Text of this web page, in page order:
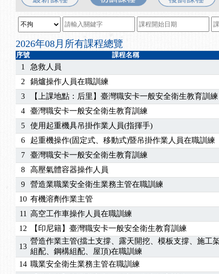
2025/08/12【中心公告】因應颱風來襲，若遇停班停課消息 補
2025/07/06
【中心公告】颱風假114/07/07停班停課
2025/06/06【進修課程】～～前導課程看這邊推出囉～～
2025/05/29【進修課程】前導課程推出公告！
2025/04/28【進修課程】要怎麼進修自我？課程百百種選擇好
2025/01/21「高壓氣體製造安全主任」、「隧道等襯砌作業主
訓測驗
2025/01/15【線上課程】碳中和核心職能系列課程資訊
2026/07/15【免費研習】115年製造業危害預防職場安衛法令
2026/07/08【中心公告】因應颱風來襲，若遇停班停課消息 補
2026/05/06【產業人才投資】06/03-06/08堆高機課程，政府出
2026/04/24【製程安全評估人員】開課囉
2025/11/11【中心公告】颱風假11/12停班停課
2025/11/10 【中心公告】因應颱風來襲，若遇停班停課消息
2025/10/30【進修課程】2026年，課程意見蒐集~
2025/08/20【進修課程】SDS格式百百種？專業講師帶您判斷
2025/08/12【中心公告】因應颱風來襲，若遇停班停課消息 補
2025/07/06【中心公告】颱風假114/07/07停班停課
2025/06/06【進修課程】～～前導課程看這邊推出囉～～
2025/05/29 【進修課程】前導課程推出公告！
2025/04/28【進修課程】要怎麼進修自我？課程百百種選擇好
2025/01/21「高壓氣體製造安全主任」、「隧道等襯砌作業主
訓測驗
2025/01/15【線上課程】碳中和核心職能系列課程資訊
2026年08月所有課程總覽
序號 課程名稱
1
急救人員
2
鍋爐操作人員在職訓練
3
【上課地點：后里】臺灣職安卡一般安全衛生教育訓練
4
臺灣職安卡一般安全衛生教育訓練
5
使用起重機具吊掛作業人員(指揮手)
6
起重機操作(固定式、移動式)暨吊掛作業人員在職訓練
7
臺灣職安卡一般安全衛生教育訓練
8
高壓氣體容器操作人員
9
營造業職業安全衛生業務主管在職訓練
10 有機溶劑作業主管
11 高空工作車操作人員在職訓練
12
【印尼籍】臺灣職安卡一般安全衛生教育訓練
13
營造作業主管(擋土支撐、露天開挖、模板支撐、施工
組配、鋼構組配、屋頂)在職訓練
14 職業安全衛生業務主管在職訓練